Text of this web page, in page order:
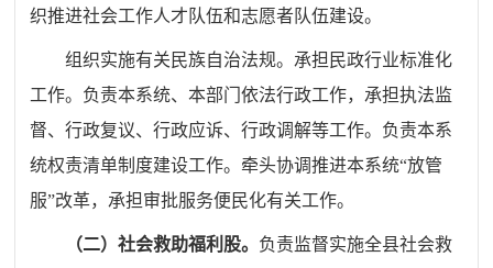
织推进社会工作人才队伍和志愿者队伍建设。
组织实施有关民族自治法规。承担民政行业标准化
工作。负责本系统、本部门依法行政工作，承担执法监
督、行政复议、行政应诉、行政调解等工作。负责本系
统权责清单制度建设工作。牵头协调推进本系统“放管
服”改革，承担审批服务便民化有关工作。
（二）社会救助福利 股。 负责监督实施全县社会救